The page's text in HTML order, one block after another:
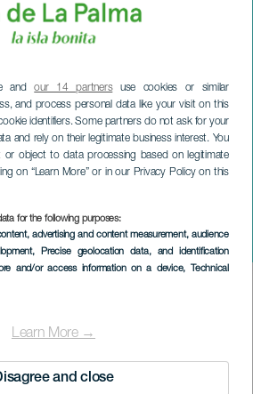
andour 14 partnersuse cookies or similar
and process personal data like your visit on this
identifiers. Some partners do not ask for your
and rely on their legitimate business interest. You
or object to data processing based on legitimate
on “Learn More” or in our Privacy Policy on this
for the following purposes:
advertising and content measurement, audience
, Precise geolocation data, and identification
and/or access information on a device, Technical
Learn More →
and close
w El Paso